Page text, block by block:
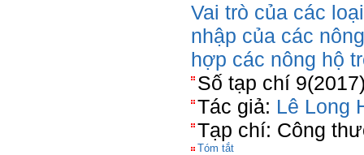
Vai trò của các
nhập của các
hợp các nông hộ
Số tạp chí
Tác giả: Lê Long
Tạp chí: Công
Tóm tắt